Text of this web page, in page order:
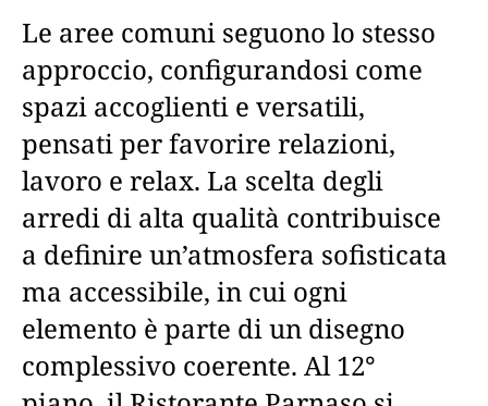
Le aree comuni seguono lo stesso
approccio, configurandosi come
spazi accoglienti e versatili,
pensati per favorire relazioni,
lavoro e relax. La scelta degli
arredi di alta qualità contribuisce
a definire un’atmosfera sofisticata
ma accessibile, in cui ogni
elemento è parte di un disegno
complessivo coerente. Al 12°